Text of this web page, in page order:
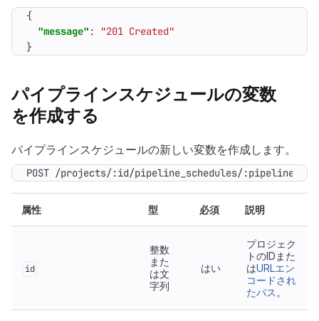
{
"message" :
"201 Created"
}
パイプラインスケジュールの変数
を作成する
パイプラインスケジュールの新しい変数を作成します。
POST /projects/:id/pipeline_schedules/
属性 型 必須 説明
id
整数
また
は文
字列
はい
プロジェク
トのIDまた
はURLエン
コードされ
たパス 。